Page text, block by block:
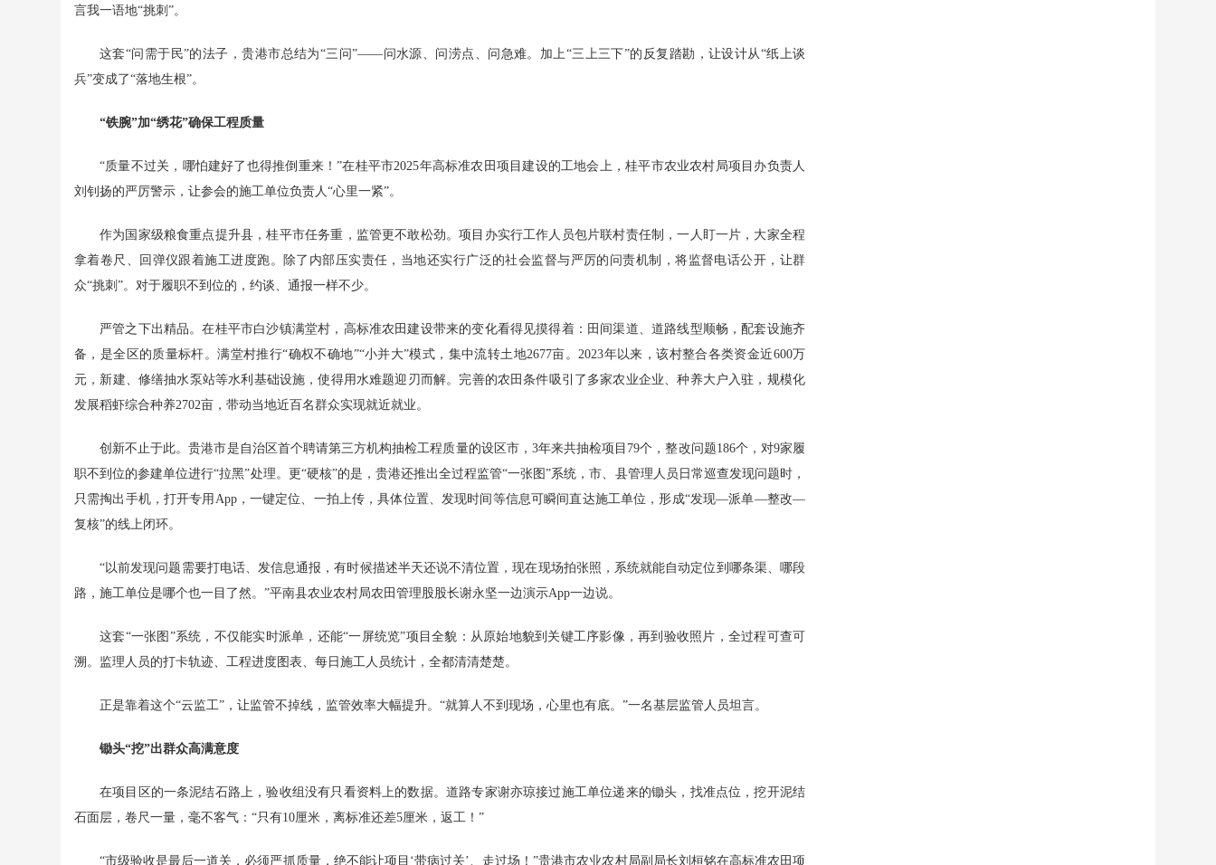
言我一语地“挑刺”。
这套“问需于民”的法子，贵港市总结为“三问”——问水源、问涝点、问急难。加上“三上三下”的反复踏勘，让设计从“纸上谈
兵”变成了“落地生根”。
“铁腕”加“绣花”确保工程质量
“质量不过关，哪怕建好了也得推倒重来！”在桂平市2025年高标准农田项目建设的工地会上，桂平市农业农村局项目办负责人
刘钊扬的严厉警示，让参会的施工单位负责人“心里一紧”。
作为国家级粮食重点提升县，桂平市任务重，监管更不敢松劲。项目办实行工作人员包片联村责任制，一人盯一片，大家全程
拿着卷尺、回弹仪跟着施工进度跑。除了内部压实责任，当地还实行广泛的社会监督与严厉的问责机制，将监督电话公开，让群
众“挑刺”。对于履职不到位的，约谈、通报一样不少。
严管之下出精品。在桂平市白沙镇满堂村，高标准农田建设带来的变化看得见摸得着：田间渠道、道路线型顺畅，配套设施齐
备，是全区的质量标杆。满堂村推行“确权不确地”“小并大”模式，集中流转土地2677亩。2023年以来，该村整合各类资金近600万
元，新建、修缮抽水泵站等水利基础设施，使得用水难题迎刃而解。完善的农田条件吸引了多家农业企业、种养大户入驻，规模化
发展稻虾综合种养2702亩，带动当地近百名群众实现就近就业。
创新不止于此。贵港市是自治区首个聘请第三方机构抽检工程质量的设区市，3年来共抽检项目79个，整改问题186个，对9家履
职不到位的参建单位进行“拉黑”处理。更“硬核”的是，贵港还推出全过程监管“一张图”系统，市、县管理人员日常巡查发现问题时，
只需掏出手机，打开专用App，一键定位、一拍上传，具体位置、发现时间等信息可瞬间直达施工单位，形成“发现—派单—整改—
复核”的线上闭环。
“以前发现问题需要打电话、发信息通报，有时候描述半天还说不清位置，现在现场拍张照，系统就能自动定位到哪条渠、哪段
路，施工单位是哪个也一目了然。”平南县农业农村局农田管理股股长谢永坚一边演示App一边说。
这套“一张图”系统，不仅能实时派单，还能“一屏统览”项目全貌：从原始地貌到关键工序影像，再到验收照片，全过程可查可
溯。监理人员的打卡轨迹、工程进度图表、每日施工人员统计，全都清清楚楚。
正是靠着这个“云监工”，让监管不掉线，监管效率大幅提升。“就算人不到现场，心里也有底。”一名基层监管人员坦言。
锄头“挖”出群众高满意度
在项目区的一条泥结石路上，验收组没有只看资料上的数据。道路专家谢亦琼接过施工单位递来的锄头，找准点位，挖开泥结
石面层，卷尺一量，毫不客气：“只有10厘米，离标准还差5厘米，返工！”
“市级验收是最后一道关，必须严抓质量，绝不能让项目‘带病过关’、走过场！”贵港市农业农村局副局长刘桓铭在高标准农田项